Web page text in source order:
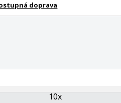
doprava
10x